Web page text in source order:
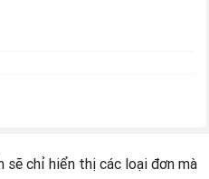
sẽ chỉ hiển thị các loại đơn mà